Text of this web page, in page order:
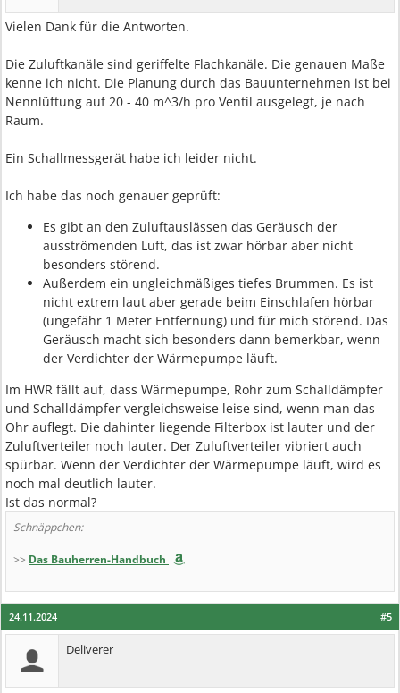
Vielen Dank für die Antworten.
Die Zuluftkanäle sind geriffelte Flachkanäle. Die genauen Maße
kenne ich nicht. Die Planung durch das Bauunternehmen ist bei
Nennlüftung auf 20 - 40 m^3/h pro Ventil ausgelegt, je nach
Raum.
Ein Schallmessgerät habe ich leider nicht.
Ich habe das noch genauer geprüft:
Es gibt an den Zuluftauslässen das Geräusch der
ausströmenden Luft, das ist zwar hörbar aber nicht
besonders störend.
Außerdem ein ungleichmäßiges tiefes Brummen. Es ist
nicht extrem laut aber gerade beim Einschlafen hörbar
(ungefähr 1 Meter Entfernung) und für mich störend. Das
Geräusch macht sich besonders dann bemerkbar, wenn
der Verdichter der Wärmepumpe läuft.
Im HWR fällt auf, dass Wärmepumpe, Rohr zum Schalldämpfer
und Schalldämpfer vergleichsweise leise sind, wenn man das
Ohr auflegt. Die dahinter liegende Filterbox ist lauter und der
Zuluftverteiler noch lauter. Der Zuluftverteiler vibriert auch
spürbar. Wenn der Verdichter der Wärmepumpe läuft, wird es
noch mal deutlich lauter.
Ist das normal?
Schnäppchen:
>> Das Bauherren-Handbuch
#5
24.11.2024
Deliverer